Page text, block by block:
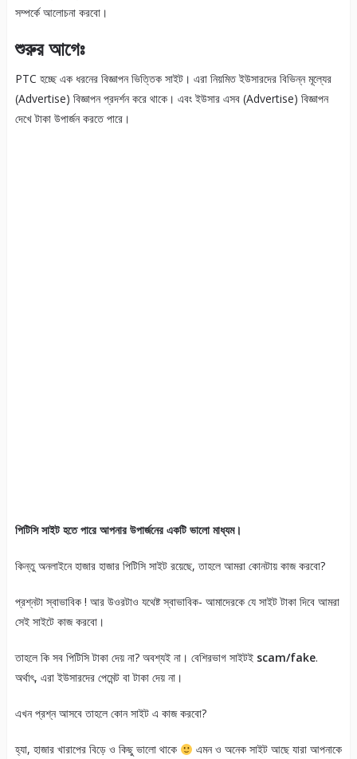
সম্পর্কে আলোচনা করবো।
শুরুর আগেঃ
PTC হচ্ছে এক ধরনের বিজ্ঞাপন ভিত্তিক সাইট। এরা নিয়মিত ইউসারদের বিভিন্ন মূল্যের
(Advertise) বিজ্ঞাপন প্রদর্শন করে থাকে। এবং ইউসার এসব (Advertise) বিজ্ঞাপন
দেখে টাকা উপার্জন করতে পারে।
পিটিসি সাইট হতে পারে আপনার উপার্জনের একটি ভালো মাধ্যম।
কিন্তু অনলাইনে হাজার হাজার পিটিসি সাইট রয়েছে, তাহলে আমরা কোনটায় কাজ করবো?
প্রশ্নটা স্বাভাবিক ! আর উওরটাও যথেষ্ট স্বাভাবিক- আমাদেরকে যে সাইট টাকা দিবে আমরা
সেই সাইটে কাজ করবো।
তাহলে কি সব পিটিসি টাকা দেয় না? অবশ্যই না। বেশিরভাগ সাইটই scam/fake.
অর্থাৎ, এরা ইউসারদের পেমেন্ট বা টাকা দেয় না।
এখন প্রশ্ন আসবে তাহলে কোন সাইট এ কাজ করবো?
হ্যা, হাজার খারাপের বিড়ে ও কিছু ভালো থাকে
এমন ও অনেক সাইট আছে যারা আপনাকে